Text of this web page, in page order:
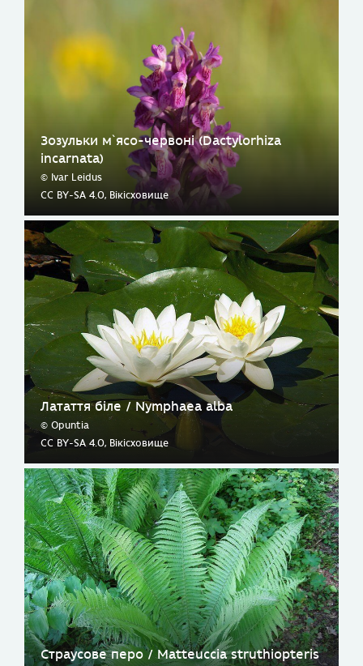
Зозульки м`ясо-червоні (Dactylorhiza
incarnata)
© Ivar Leidus
CC BY-SA 4.0, Вікісховище
Латаття біле / Nymphaea alba
© Opuntia
CC BY-SA 4.0, Вікісховище
Страусове перо / Matteuccia struthiopteris